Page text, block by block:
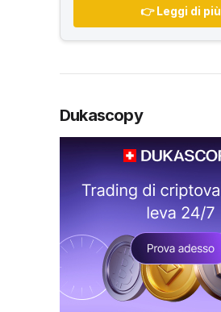
👉 Leggi di più
Dukascopy